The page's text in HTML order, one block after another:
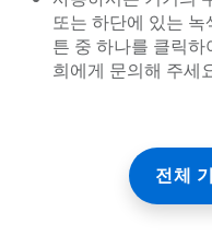
또는 하단에 있는 녹
튼 중 하나를 클릭하
희에게 문의해 주세
전체